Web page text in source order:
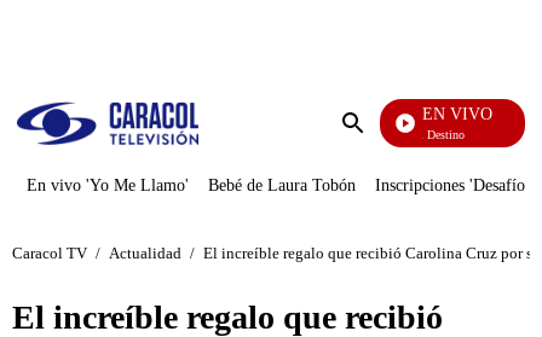
Enviar
EN VIVO
El Juego De Mi Destino
En vivo 'Yo Me Llamo' Bebé de Laura Tobón Inscripciones 'Desafío'
Caracol TV / Actualidad / El increíble regalo que recibió Carolina Cruz por
El increíble regalo que recibió